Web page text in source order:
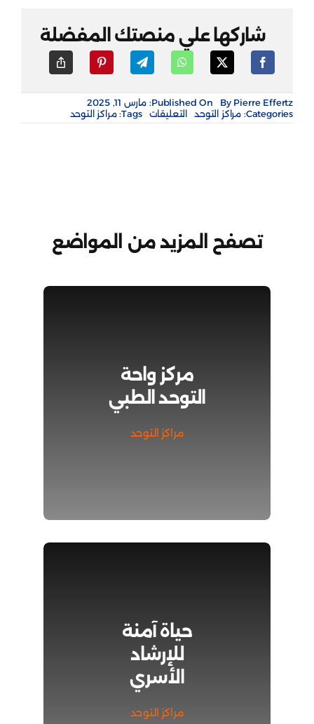
شاركها علي منصتك المفضلة
By Pierre Effertz
Published On: مارس 11, 2025
Categories: مراكز التوحد التعليقاتعلى
مراكز
Tags: مراكز التوحد
تصفح المزيد من المواضع
مركز واحة
التوحد الطبي
مراكز التوحد
حياة آمنة
للإرشاد
الأسري
مراكز التوحد